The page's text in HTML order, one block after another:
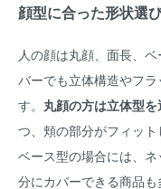
顔型に合った形状選
人の顔は丸顔、面長、
バーでも立体構造やフ
す。 丸顔の方は立体型
つ、頬の部分がフィッ
ベース型の場合には、
分にカバーできる商品